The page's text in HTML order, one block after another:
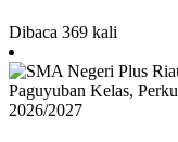
Dibaca 369 kali